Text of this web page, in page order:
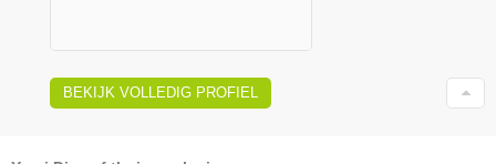
BEKIJK VOLLEDIG PROFIEL